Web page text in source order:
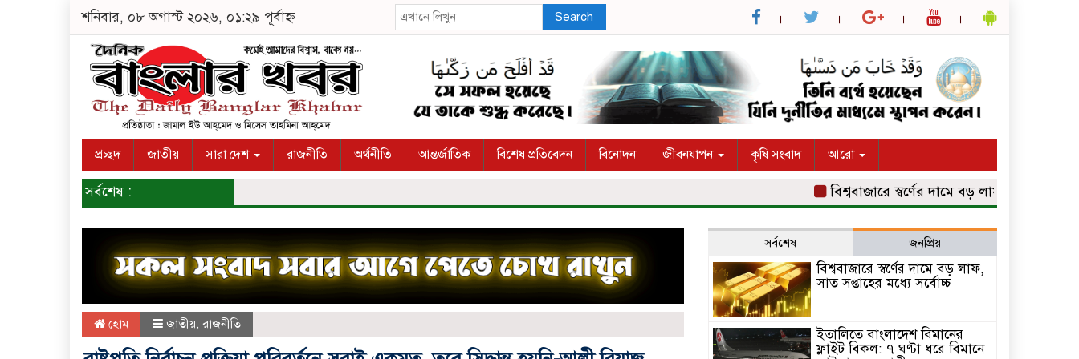
শনিবার, ০৮ অগাস্ট ২০২৬, ০১:২৯ পূর্বাহ্ন Search
প্রচ্ছদ জাতীয় সারা দেশ রাজনীতি অর্থনীতি আন্তর্জাতিক বিশেষ প্রতিবেদন বিনোদন জীবনযাপন কৃষি সংবাদ আরো
সর্বশেষ : বিশ্ববাজারে স্বর্ণের দামে বড় লাফ, সাত সপ্তাহের মধ্যে
হোম জাতীয়, রাজনীতি
সর্বশেষ জনপ্রিয়
বিশ্ববাজারে স্বর্ণের দামে বড় লাফ,
সাত সপ্তাহের মধ্যে সর্বোচ্চ
ইতালিতে বাংলাদেশ বিমানের
ফ্লাইট বিকল: ৭ ঘণ্টা ধরে বিমানে